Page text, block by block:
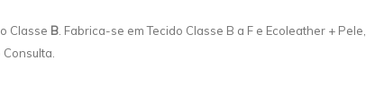
Classe B. Fabrica-se em Tecido Classe B a F e Ecoleather + Pele,